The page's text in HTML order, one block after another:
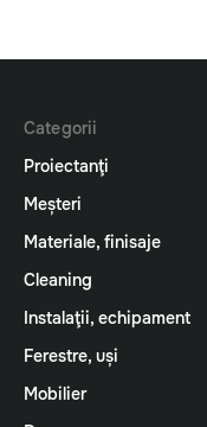
Categorii
Proiectanţi
Meșteri
Materiale, finisaje
Cleaning
Instalaţii, echipament
Ferestre, uși
Mobilier